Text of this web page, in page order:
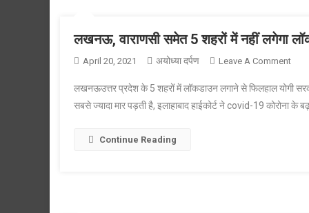
का
प्लाण्ट
हो-
योगी
लखनऊ, वाराणसी समेत 5 शहरों में नहीं लगेगा
April 20, 2021 अयोध्या दर्पण Leave A CommentOn
समेत
लखनऊउत्तर प्रदेश के 5 शहरों में लॉकडाउन लगाने से फिलहाल योगी
सबसे ज्यादा मार पड़ती है, इलाहाबाद हाईकोर्ट ने covid-19 कोरोना
Continue Reading